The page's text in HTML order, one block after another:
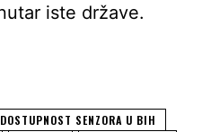
iste države.
DOSTUPNOST SENZORA U BIH